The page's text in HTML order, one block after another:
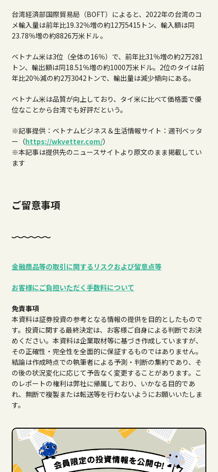
台湾経済部国際貿易局（BOFT）によると、2022年の台湾のコ
メ輸入量は前年比19.32％増の約12万5415トン、輸入額は同
23.78％増の約8826万米ドル 。
ベトナム米は3位（全体の16％）で、前年比31％増の約2万281
トン、輸出額は同18.51％増の約1000万米ドル。2位のタイは前
年比20％減の約2万3042トンで、輸出量は減少傾向にある。
ベトナム米は品質が向上しており、タイ米に比べて価格面で優
位なことから台湾でも好評だという。
※記事提供：ベトナムビジネス＆生活情報サイト：週刊ベッタ
ー（https://wkvetter.com/）
※本記事は提供先のニュースサイトより原文のまま掲載してい
ます
ご留意事項
金融商品等の取引に関するリスクおよび留意点等
お客様にご負担いただく手数料について
免責事項
本資料は証券投資の参考となる情報の提供を目的としたもので
す。投資に関する最終決定は、お客様ご自身による判断でお決
めください。本資料は企業取材等に基づき作成していますが、
その正確性・完全性を全面的に保証するものではありません。
結論は作成時点での執筆者による予測・判断の集約であり、そ
の後の状況変化に応じて予告なく変更することがあります。こ
のレポートの権利は弊社に帰属しており、いかなる目的であ
れ、無断で複製または転送等を行わないようにお願いいたしま
す。